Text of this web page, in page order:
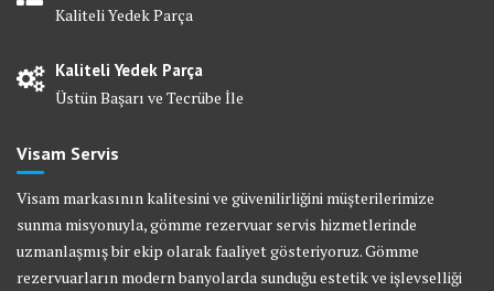
Kaliteli Yedek Parça
Kaliteli Yedek Parça
Üstün Başarı ve Tecrübe İle
Visam Servis
Visam markasının kalitesini ve güvenilirliğini müşterilerimize
sunma misyonuyla, gömme rezervuar servis hizmetlerinde
uzmanlaşmış bir ekip olarak faaliyet gösteriyoruz. Gömme
rezervuarların modern banyolarda sunduğu estetik ve işlevselliği